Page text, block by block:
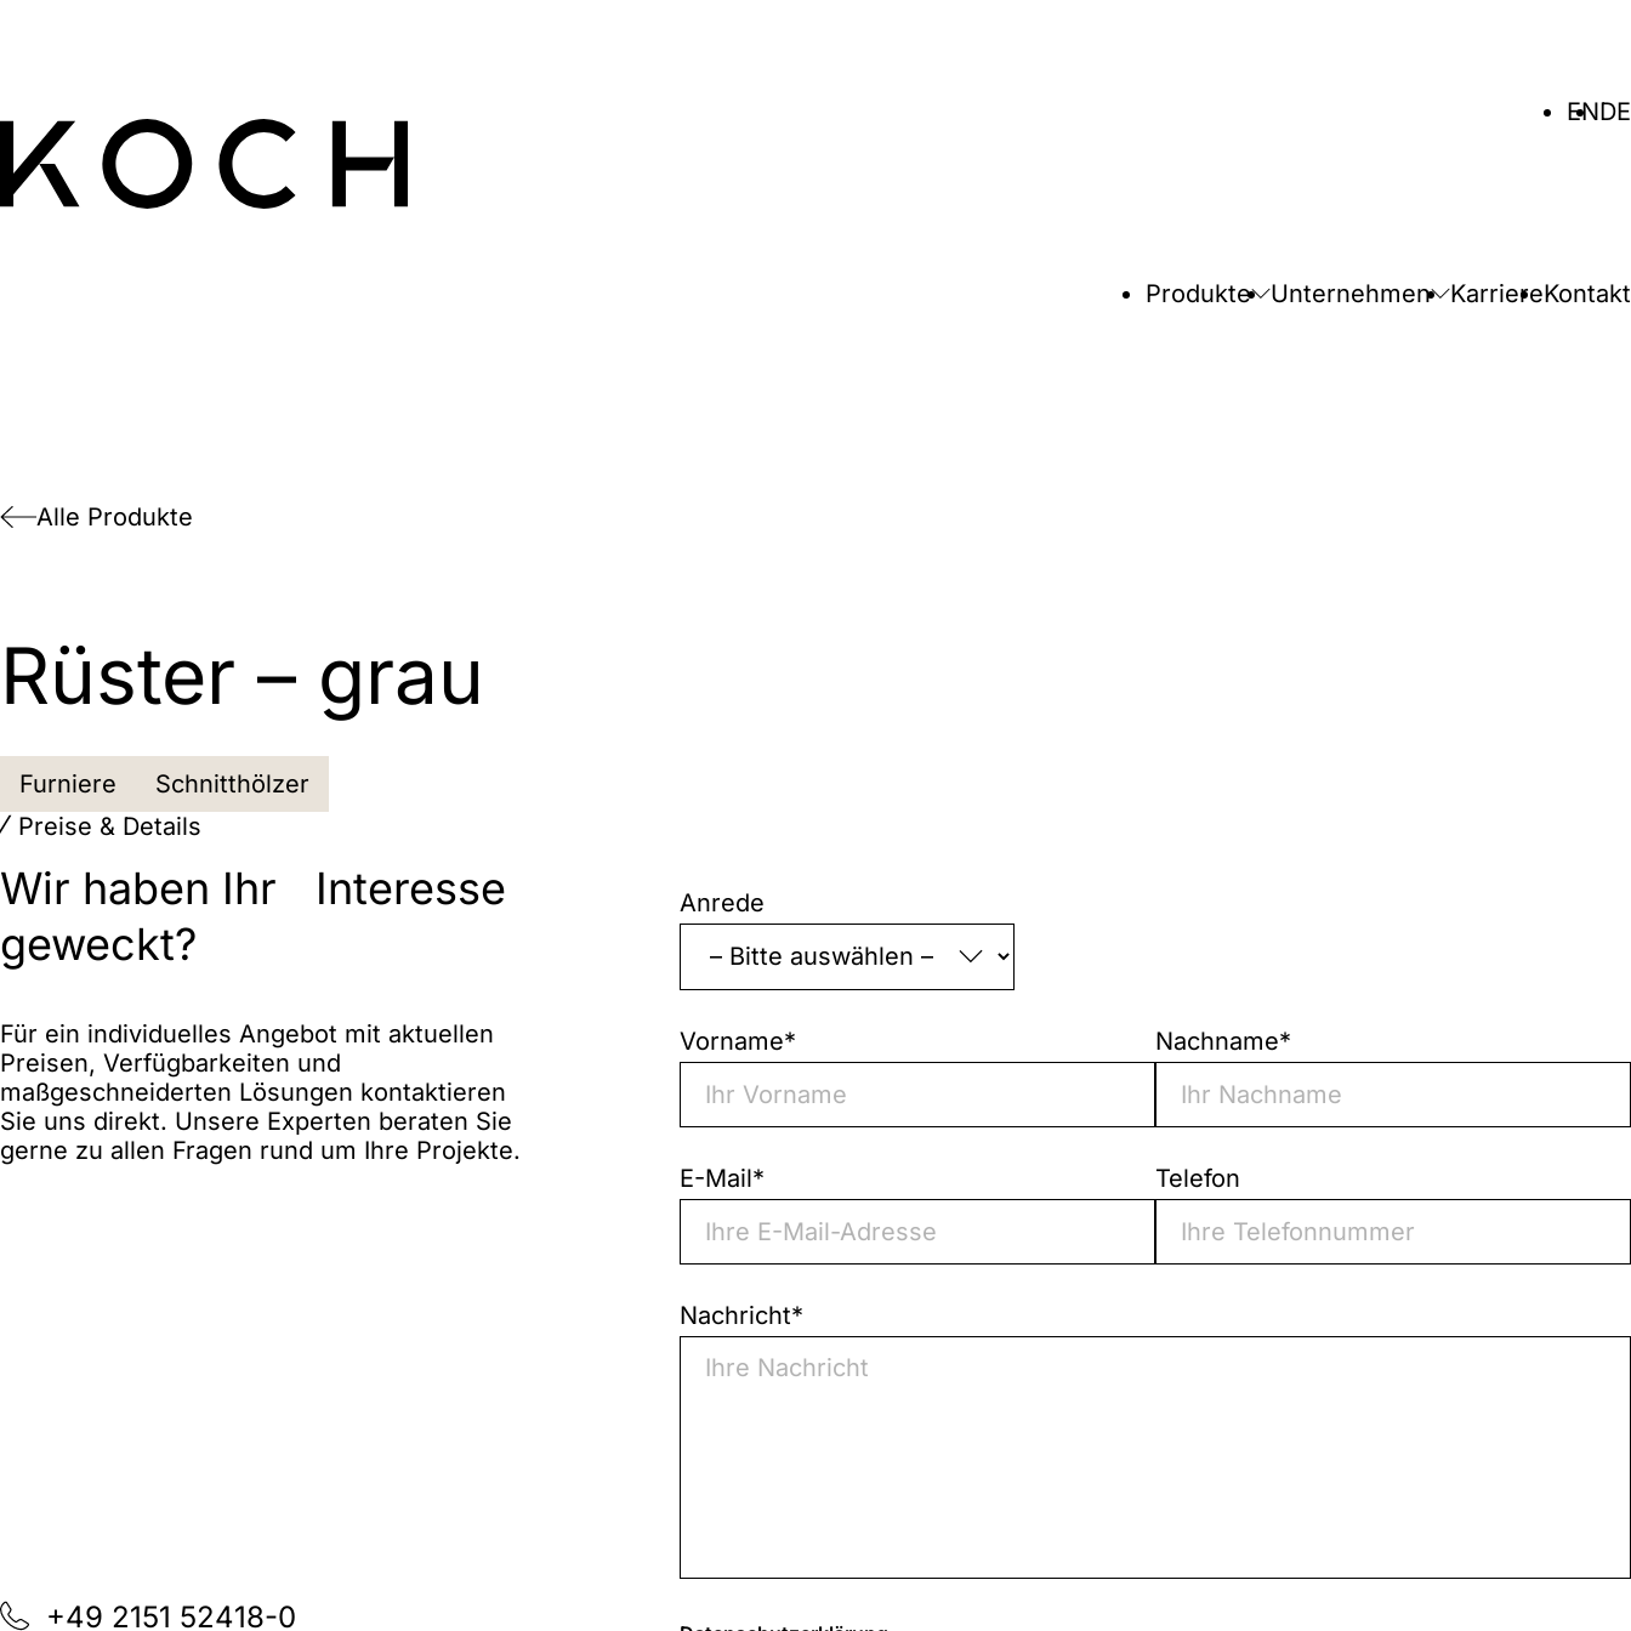
Sprache
ENDE
Produkte Unternehmen KarriereKontakt
Alle Produkte
Rüster – grau
Furniere
Schnitthölzer
Preise & Details
Wir haben Ihr Interesse
geweckt?
Für ein individuelles Angebot mit aktuellen
Preisen, Verfügbarkeiten und
maßgeschneiderten Lösungen kontaktieren
Sie uns direkt. Unsere Experten beraten Sie
gerne zu allen Fragen rund um Ihre Projekte.
+49 2151 52418-0
zeigt
erforderliche
Felder
Anrede
Vorname* Nachname*
E-Mail* Telefon
Nachricht*